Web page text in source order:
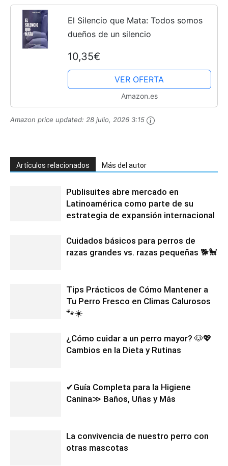
El Silencio que Mata: Todos somos
dueños de un silencio
10,35€
VER OFERTA
Amazon.es
Amazon price updated: 28 julio, 2026 3:15
Artículos relacionados Más del autor
Publisuites abre mercado en
Latinoamérica como parte de su
estrategia de expansión internacional
Cuidados básicos para perros de
razas grandes vs. razas pequeñas 🐕🐩
Tips Prácticos de Cómo Mantener a
Tu Perro Fresco en Climas Calurosos
🐾☀️
¿Cómo cuidar a un perro mayor? 🐶💖
Cambios en la Dieta y Rutinas
✔Guía Completa para la Higiene
Canina≫ Baños, Uñas y Más
La convivencia de nuestro perro con
otras mascotas